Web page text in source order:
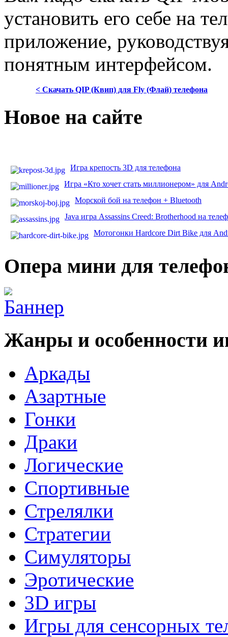
установить его себе на
приложение,
понятным интерфейсом.
< Скачать QIP (Квип) для Fly (Флай) телефона
Новое на сайте
Игра крепость 3D для телефона
Игра «Кто хочет стать миллионером» для
Морской бой на телефон + Bluetooth
Java игра Assassins Creed: Brotherhood на
Мотогонки Hardcore Dirt Bike для
Опера мини для
Жанры и особенности
Аркады
Азартные
Гонки
Драки
Логические
Спортивные
Стрелялки
Стратегии
Симуляторы
Эротические
3D игры
Игры для сенсорных